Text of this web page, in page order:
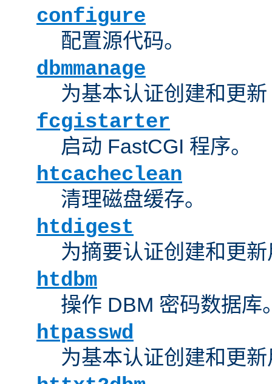
configure
配置源代码。
dbmmanage
为基本认证创建和更
fcgistarter
启动 FastCGI 程序。
htcacheclean
清理磁盘缓存。
htdigest
为摘要认证创建和更
htdbm
操作 DBM 密码数据库
htpasswd
为基本认证创建和更